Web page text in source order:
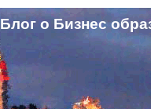
Блог о Бизнес